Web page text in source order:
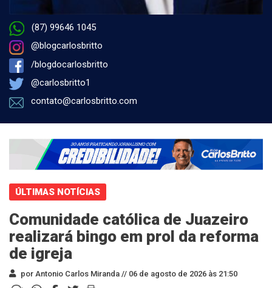
(87) 99646 1045
@blogcarlosbritto
/blogdocarlosbritto
@carlosbritto1
contato@carlosbritto.com
ÚLTIMAS NOTÍCIAS
Comunidade católica de Juazeiro
realizará bingo em prol da reforma
de igreja
por Antonio Carlos Miranda // 06 de agosto de 2026 às 21:50